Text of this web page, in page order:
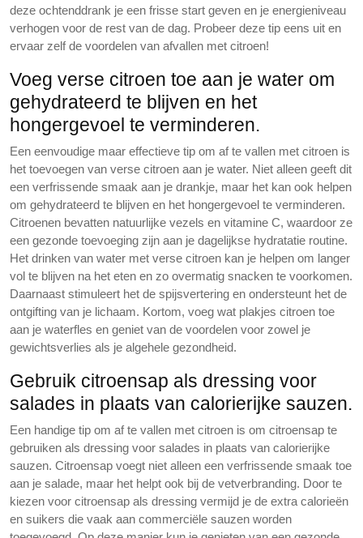
deze ochtenddrank je een frisse start geven en je energieniveau
verhogen voor de rest van de dag. Probeer deze tip eens uit en
ervaar zelf de voordelen van afvallen met citroen!
Voeg verse citroen toe aan je water om
gehydrateerd te blijven en het
hongergevoel te verminderen.
Een eenvoudige maar effectieve tip om af te vallen met citroen is
het toevoegen van verse citroen aan je water. Niet alleen geeft dit
een verfrissende smaak aan je drankje, maar het kan ook helpen
om gehydrateerd te blijven en het hongergevoel te verminderen.
Citroenen bevatten natuurlijke vezels en vitamine C, waardoor ze
een gezonde toevoeging zijn aan je dagelijkse hydratatie routine.
Het drinken van water met verse citroen kan je helpen om langer
vol te blijven na het eten en zo overmatig snacken te voorkomen.
Daarnaast stimuleert het de spijsvertering en ondersteunt het de
ontgifting van je lichaam. Kortom, voeg wat plakjes citroen toe
aan je waterfles en geniet van de voordelen voor zowel je
gewichtsverlies als je algehele gezondheid.
Gebruik citroensap als dressing voor
salades in plaats van calorierijke sauzen.
Een handige tip om af te vallen met citroen is om citroensap te
gebruiken als dressing voor salades in plaats van calorierijke
sauzen. Citroensap voegt niet alleen een verfrissende smaak toe
aan je salade, maar het helpt ook bij de vetverbranding. Door te
kiezen voor citroensap als dressing vermijd je de extra calorieën
en suikers die vaak aan commerciële sauzen worden